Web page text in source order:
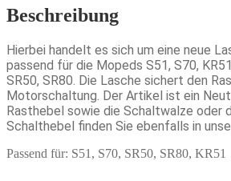
Beschreibung
Hierbei handelt es sich um eine neue
passend für die Mopeds S51, S70,
SR50, SR80. Die Lasche sichert den
Motorschaltung. Der Artikel ist ein
Rasthebel sowie die Schaltwalze oder
Schalthebel finden Sie ebenfalls in
Passend für: S51, S70, SR50, SR80, KR51